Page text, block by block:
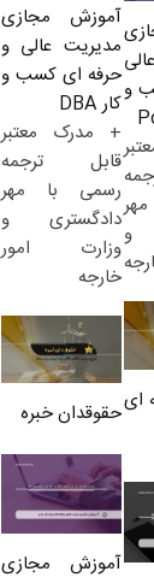
و
و
آموزش مجازی
مدیریت عالی و
حرفه ای کسب و
کار DBA
+ مدرک معتبر
قابل ترجمه
رسمی با مهر
دادگستری و
وزارت امور
خارجه
ایحقوقدان خبره
آموزش مجازی